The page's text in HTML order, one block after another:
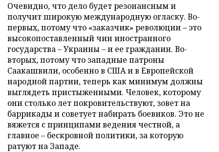
Очевидно, что дело будет резонансным и
получит широкую международную огласку. Во-
первых, потому что «заказчик» революции – это
высокопоставленный чин иностранного
государства – Украины – и ее гражданин. Во-
вторых, потому что западные патроны
Саакашвили, особенно в США и в Европейской
народной партии, теперь как минимум должны
выглядеть пристыженными. Человек, которому
они столько лет покровительствуют, зовет на
баррикады и советует набирать боевиков. Это не
вяжется с принципами ведения честной, а
главное – бескровной политики, за которую
ратуют на Западе.